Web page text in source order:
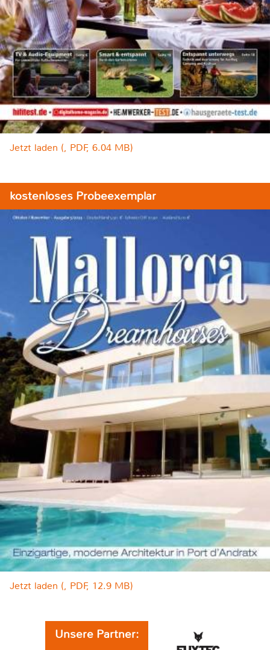
Jetzt laden (, PDF, 6.04 MB)
kostenloses Probeexemplar
Jetzt laden (, PDF, 12.9 MB)
Unsere Partner: